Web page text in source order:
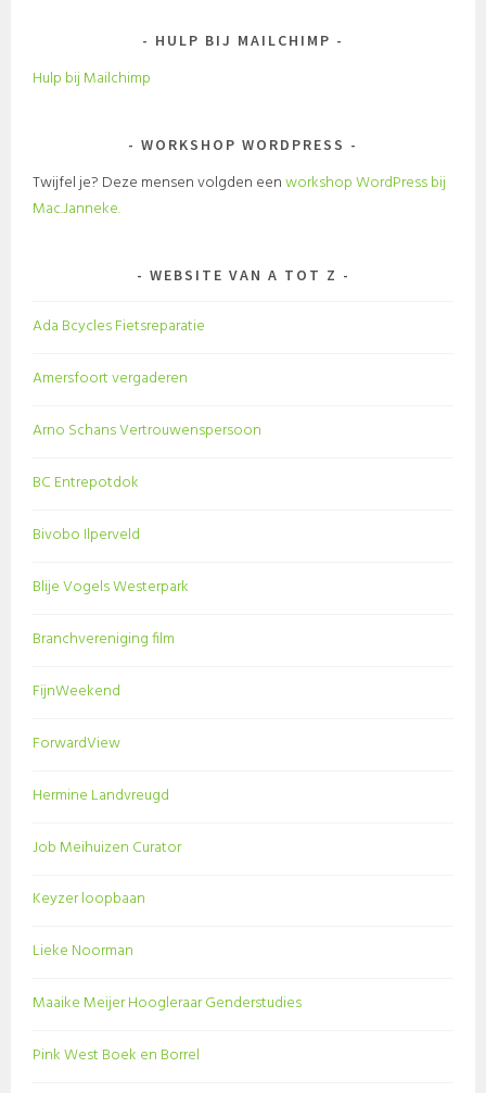
HULP BIJ MAILCHIMP
Hulp bij Mailchimp
WORKSHOP WORDPRESS
Twijfel je? Deze mensen volgden eenworkshop WordPress bij
Mac.Janneke.
WEBSITE VAN A TOT Z
Ada Bcycles Fietsreparatie
Amersfoort vergaderen
Arno Schans Vertrouwenspersoon
BC Entrepotdok
Bivobo Ilperveld
Blije Vogels Westerpark
Branchvereniging film
FijnWeekend
ForwardView
Hermine Landvreugd
Job Meihuizen Curator
Keyzer loopbaan
Lieke Noorman
Maaike Meijer Hoogleraar Genderstudies
Pink West Boek en Borrel